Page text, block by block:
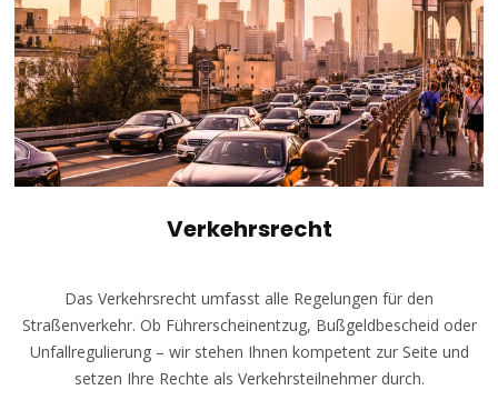
Verkehrsrecht
Das Verkehrsrecht umfasst alle Regelungen für den
Straßenverkehr. Ob Führerscheinentzug, Bußgeldbescheid oder
Unfallregulierung – wir stehen Ihnen kompetent zur Seite und
setzen Ihre Rechte als Verkehrsteilnehmer durch.